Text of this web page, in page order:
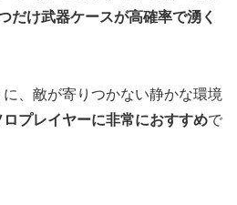
だけ武器ケースが高確率で湧く
、敵が寄りつかない静かな環境
ロプレイヤーに非常におすすめで